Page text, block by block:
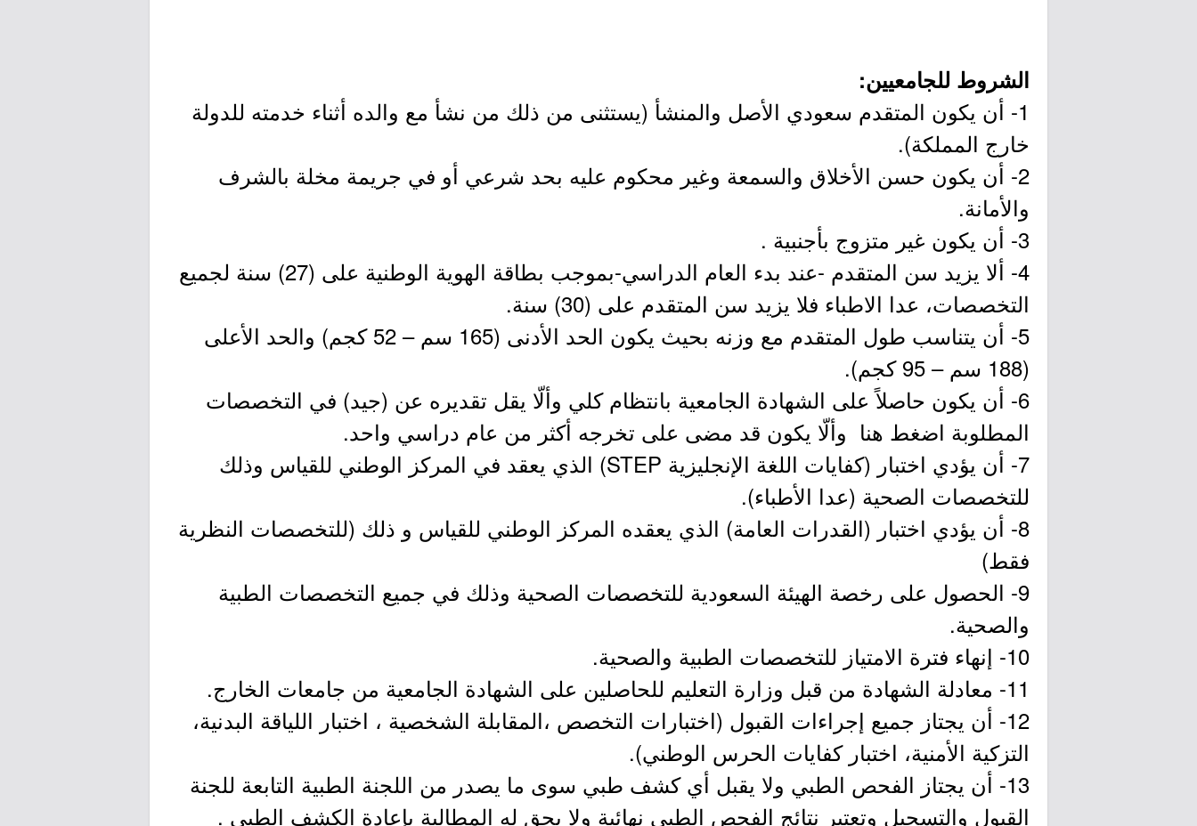
الشروط للجامعيين:
1- أن يكون المتقدم سعودي الأصل والمنشأ (يستثنى من ذلك من نشأ مع والده أثناء خدمته للدولة
خارج المملكة).
2- أن يكون حسن الأخلاق والسمعة وغير محكوم عليه بحد شرعي أو في جريمة مخلة بالشرف
والأمانة.
3- أن يكون غير متزوج بأجنبية .
4- ألا يزيد سن المتقدم -عند بدء العام الدراسي-بموجب بطاقة الهوية الوطنية على (27) سنة لجميع
التخصصات، عدا الاطباء فلا يزيد سن المتقدم على (30) سنة.
5- أن يتناسب طول المتقدم مع وزنه بحيث يكون الحد الأدنى (165 سم – 52 كجم) والحد الأعلى
(188 سم – 95 كجم).
6- أن يكون حاصلاً على الشهادة الجامعية بانتظام كلي وألّا يقل تقديره عن (جيد) في التخصصات
المطلوبة اضغط هنا وألّا يكون قد مضى على تخرجه أكثر من عام دراسي واحد.
7- أن يؤدي اختبار (كفايات اللغة الإنجليزية STEP) الذي يعقد في المركز الوطني للقياس وذلك
للتخصصات الصحية (عدا الأطباء).
8- أن يؤدي اختبار (القدرات العامة) الذي يعقده المركز الوطني للقياس و ذلك (للتخصصات النظرية
فقط)
9- الحصول على رخصة الهيئة السعودية للتخصصات الصحية وذلك في جميع التخصصات الطبية
والصحية.
10- إنهاء فترة الامتياز للتخصصات الطبية والصحية.
11- معادلة الشهادة من قبل وزارة التعليم للحاصلين على الشهادة الجامعية من جامعات الخارج.
12- أن يجتاز جميع إجراءات القبول (اختبارات التخصص ،المقابلة الشخصية ، اختبار اللياقة البدنية،
التزكية الأمنية، اختبار كفايات الحرس الوطني).
13- أن يجتاز الفحص الطبي ولا يقبل أي كشف طبي سوى ما يصدر من اللجنة الطبية التابعة للجنة
القبول والتسجيل وتعتبر نتائج الفحص الطبي نهائية ولا يحق له المطالبة بإعادة الكشف الطبي .